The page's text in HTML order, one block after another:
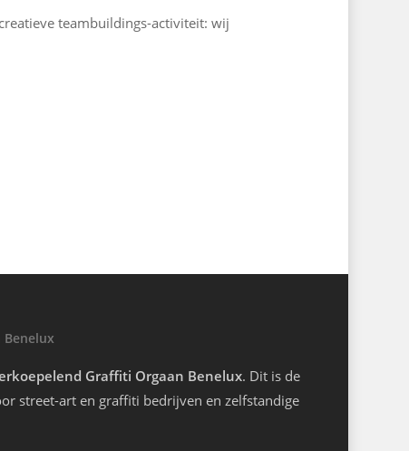
teambuildings-activiteit: wij
Graffiti Orgaan Benelux. Dit is de
street-art en graffiti bedrijven en zelfstandige